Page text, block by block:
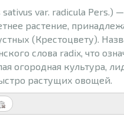
sativus var. radicula Pers.)
растение,
(Крестоцвету).
слова radix, что
огородная культура,
растущих овощей.